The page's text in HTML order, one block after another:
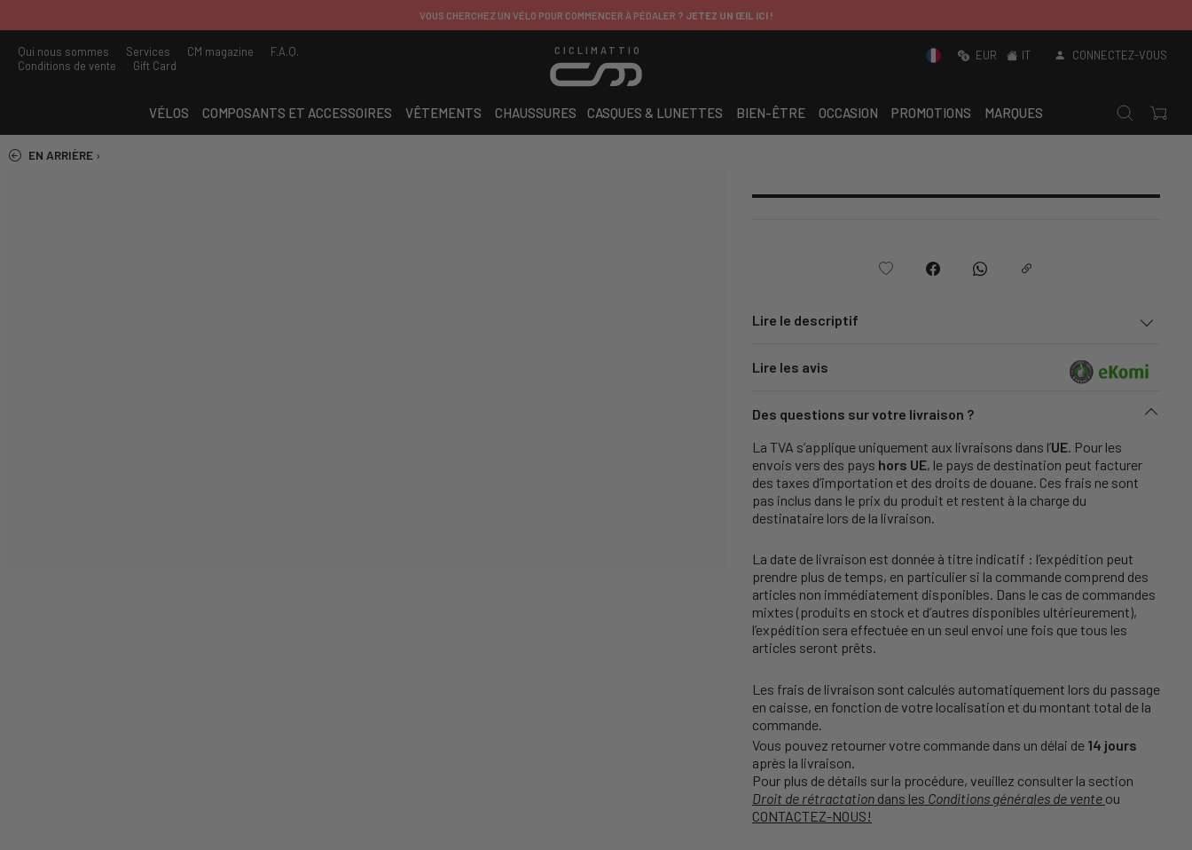
ITALIE : LIVRAISON GRATUITE AU-DESSUS DE 149,99€
SAUF CONTRIBUTIONS DE LIVRAISON APPLIQUÉES SUR CERTAINS PRODUITS
Qui nous sommes Services CM magazine
F.A.Q.
Conditions de vente
Gift Card
CICLIMATTIO EUR IT CONNECTEZ-VOUS
VÉLOS COMPOSANTS ET ACCESSOIRES VÊTEMENTS CHAUSSURES CASQUES & LUNETTES BIEN-ÊTRE OCCASION PROMOTIONS MARQUES
EN ARRIÈRE ›
Lire le descriptif
Lire les avis
Des questions sur votre livraison ?
La TVA s’applique uniquement aux livraisons dans l’UE . Pour les
envois vers des pays hors UE, le pays de destination peut facturer
des taxes d’importation et des droits de douane. Ces frais ne sont
pas inclus dans le prix du produit et restent à la charge du
destinataire lors de la livraison.
La date de livraison est donnée à titre indicatif : l’expédition peut
prendre plus de temps, en particulier si la commande comprend des
articles non immédiatement disponibles. Dans le cas de commandes
mixtes (produits en stock et d’autres disponibles ultérieurement),
l’expédition sera effectuée en un seul envoi une fois que tous les
articles seront prêts.
Les frais de livraison sont calculés automatiquement lors du passage
en caisse, en fonction de votre localisation et du montant total de la
commande.
Vous pouvez retourner votre commande dans un délai de 14 jours
après la livraison.
Pour plus de détails sur la procédure, veuillez consulter la section
Droit de rétractation dans les Conditions générales de vente ou
CONTACTEZ-NOUS!